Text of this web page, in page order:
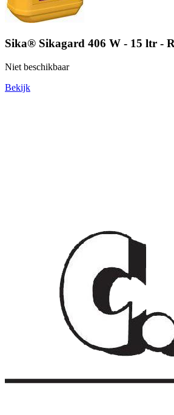
Sika® Sikagard 406 W - 15 ltr -
Niet beschikbaar
Bekijk